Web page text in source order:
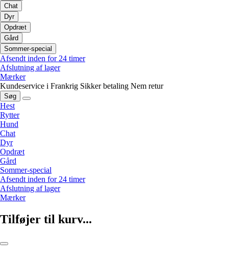
Chat
Dyr
Opdræt
Gård
Sommer-special
Afsendt inden for 24 timer
Afslutning af lager
Mærker
Kundeservice i Frankrig Sikker betaling Nem retur
Søg
Hest
Rytter
Hund
Chat
Dyr
Opdræt
Gård
Sommer-special
Afsendt inden for 24 timer
Afslutning af lager
Mærker
Tilføjer til kurv...